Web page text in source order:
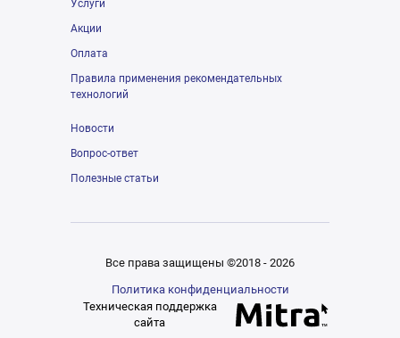
Услуги
Акции
Оплата
Правила применения рекомендательных
технологий
Новости
Вопрос-ответ
Полезные статьи
Все права защищены ©2018 - 2026
Политика конфиденциальности
Техническая поддержка
сайта